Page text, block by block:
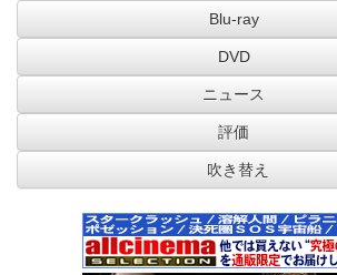
Blu-ray
DVD
ニュース
評価
吹き替え